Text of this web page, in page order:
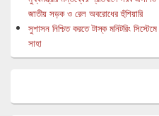
জাতীয় সড়ক ও রেল অবরোধের হুঁশিয়ারি
সুশাসন নিশ্চিত করতে টাস্ক মনিটরিং
সাহা